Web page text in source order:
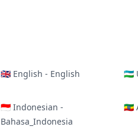
🇬🇧 English - English 🇺🇿
🇮🇩 Indonesian -
Bahasa_Indonesia
🇪🇹